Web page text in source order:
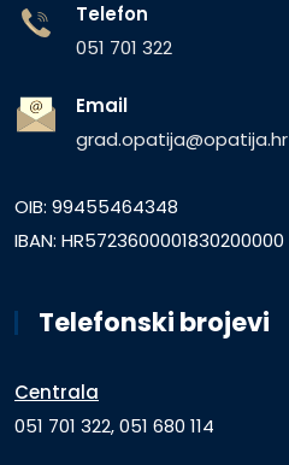
Telefon
051 701 322
Email
grad.opatija@opatija.hr
OIB: 99455464348
IBAN: HR5723600001830200000
Telefonski brojevi
Centrala
051 701 322, 051 680 114